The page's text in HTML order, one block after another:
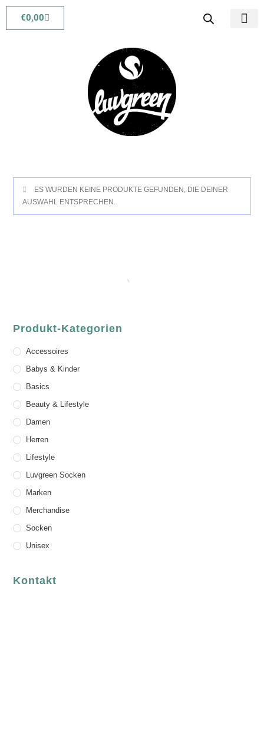
€0,00
ES WURDEN KEINE PRODUKTE GEFUNDEN, DIE DEINER
AUSWAHL ENTSPRECHEN.
Produkt-Kategorien
Accessoires
Babys & Kinder
Basics
Beauty & Lifestyle
Damen
Herren
Lifestyle
Luvgreen Socken
Marken
Merchandise
Socken
Unisex
Kontakt